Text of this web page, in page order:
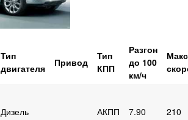
Тип
двигателя
Привод
Тип
КПП
Разгон
до 100
км/ч
Дизель АКПП 7.90 210